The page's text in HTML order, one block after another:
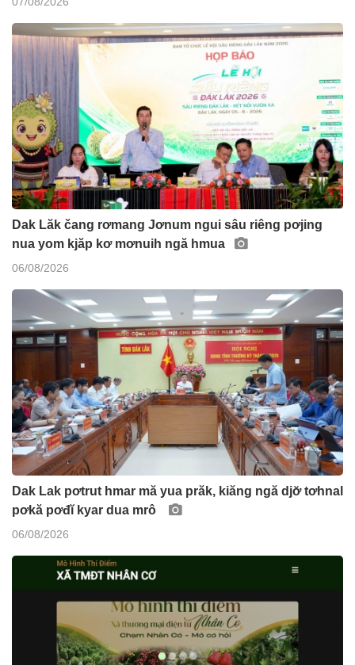
Dak Lăk čang rơmang Jơnum ngui sâu riêng pơjing
nua yom kjăp kơ mơnuih ngă hmua
06/08/2026
Dak Lak pơtrut hmar mă yua prăk, kiăng ngă djơ̆ tơhnal
pơkă pơđĭ kyar dua mrô
06/08/2026